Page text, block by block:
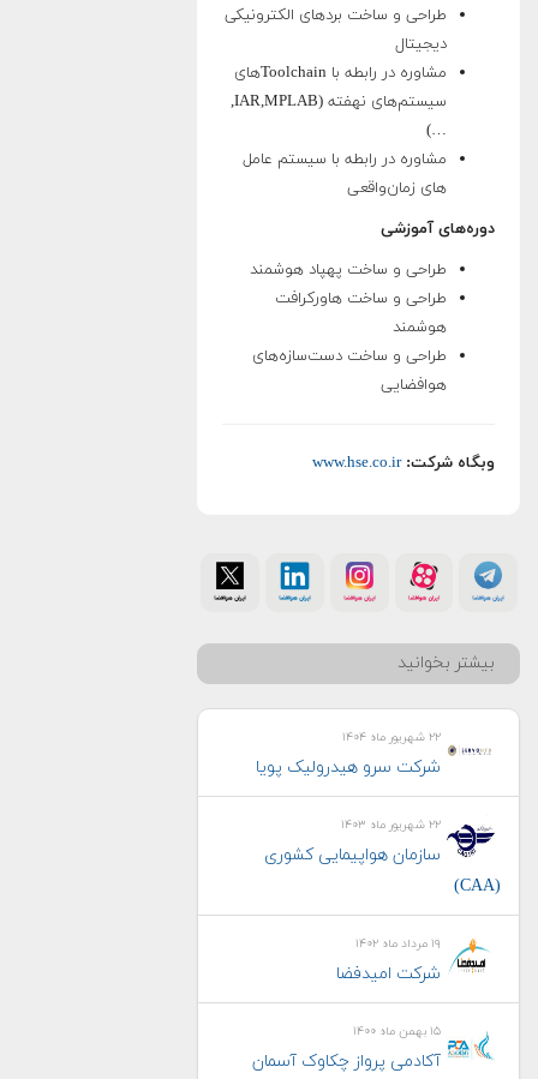
طراحی و ساخت بردهای الکترونیکی
دیجیتال
مشاوره در رابطه با Toolchainهای
سیستم‌های نهفته (IAR,MPLAB,
…)
مشاوره در رابطه با سیستم عامل­‌
های زمان‌واقعی
دوره‌های آموزشی
طراحی و ساخت پهپاد هوشمند
طراحی و ساخت هاورکرافت
هوشمند
طراحی و ساخت دست‌سازه‌های
هوافضایی
وبگاه شرکت: www.hse.co.ir
بیشتر بخوانید
۲۲ شهریور ماه ۱۴۰۴
شرکت سرو هیدرولیک پویا
۲۲ شهریور ماه ۱۴۰۳
سازمان هواپیمایی کشوری
(CAA)
۱۹ مرداد ماه ۱۴۰۲
شرکت امیدفضا
۱۵ بهمن ماه ۱۴۰۰
آکادمی پرواز چکاوک آسمان